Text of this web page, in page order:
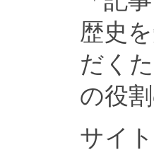
歴史
だく
の役
サイ